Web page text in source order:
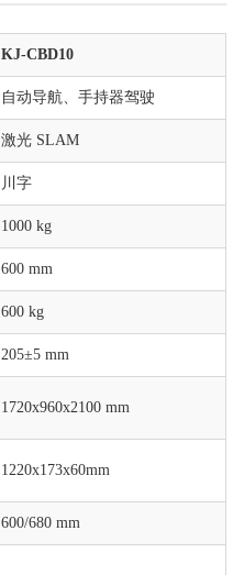
KJ-CBD10
自动导航、手持器驾驶
激光 SLAM
川字
1000 kg
600 mm
600 kg
205±5 mm
1720x960x2100 mm
1220x173x60mm
600/680 mm